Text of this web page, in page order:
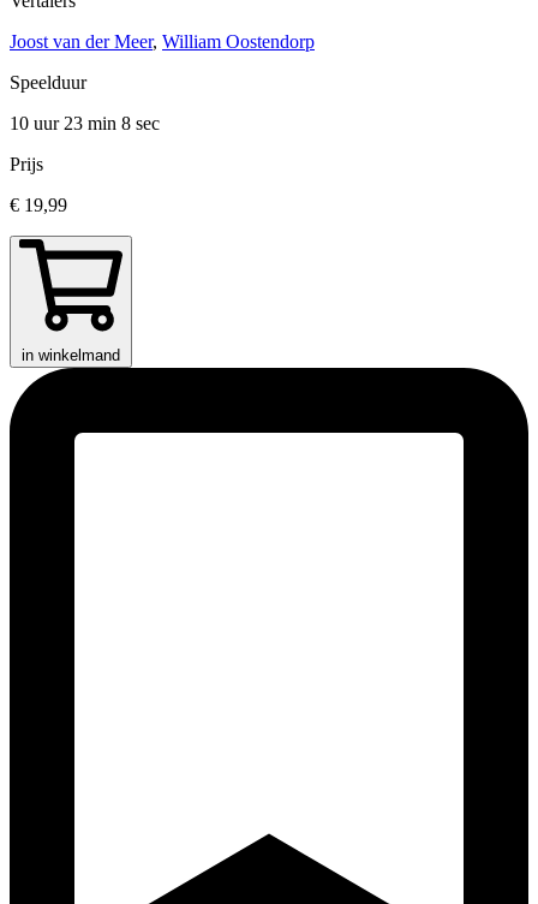
Joost van der Meer, William Oostendorp
Speelduur
10 uur 23 min 8 sec
Prijs
€ 19,99
in winkelmand